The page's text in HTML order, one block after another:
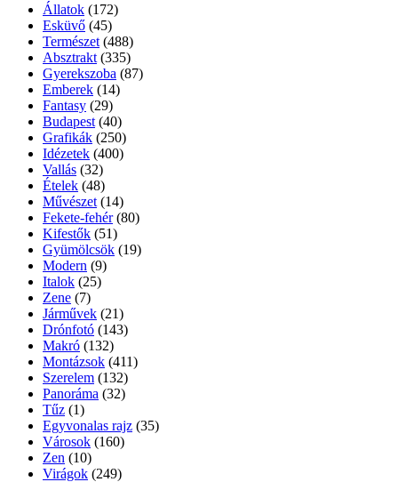
Állatok (172)
Esküvő (45)
Természet (488)
Absztrakt (335)
Gyerekszoba (87)
Emberek (14)
Fantasy (29)
Budapest (40)
Grafikák (250)
Idézetek (400)
Vallás (32)
Ételek (48)
Művészet (14)
Fekete-fehér (80)
Kifestők (51)
Gyümölcsök (19)
Modern (9)
Italok (25)
Zene (7)
Járművek (21)
Drónfotó (143)
Makró (132)
Montázsok (411)
Szerelem (132)
Panoráma (32)
Tűz (1)
Egyvonalas rajz (35)
Városok (160)
Zen (10)
Virágok (249)